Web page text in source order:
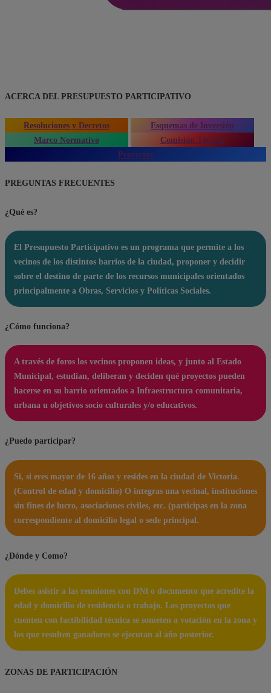
ACERCA DEL PRESUPUESTO PARTICIPATIVO
Resoluciones y Decretos
Esquemas de Inversión
Marco Normativo
Comisión Técnica
Proyectos
PREGUNTAS FRECUENTES
¿Qué es?
El Presupuesto Participativo es un programa que permite a los
vecinos de los distintos barrios de la ciudad, proponer y decidir
sobre el destino de parte de los recursos municipales orientados
principalmente a Obras, Servicios y Políticas Sociales.
¿Cómo funciona?
A través de foros los vecinos proponen ideas, y junto al Estado
Municipal, estudian, deliberan y deciden qué proyectos pueden
hacerse en su barrio orientados a Infraestructura comunitaria,
urbana u objetivos socio culturales y/o educativos.
¿Puedo participar?
Si, si eres mayor de 16 años y resides en la ciudad de Victoria.
(Control de edad y domicilio) O integras una vecinal, instituciones
sin fines de lucro, asociaciones civiles, etc. (participas en la zona
correspondiente al domicilio legal o sede principal.
¿Dónde y Como?
Debes asistir a las reuniones con DNI o documento que acredite la
edad y domicilio de residencia o trabajo. Los proyectos que
cuenten con factibilidad técnica se someten a votación en la zona y
los que resulten ganadores se ejecutan al año posterior.
ZONAS DE PARTICIPACIÓN